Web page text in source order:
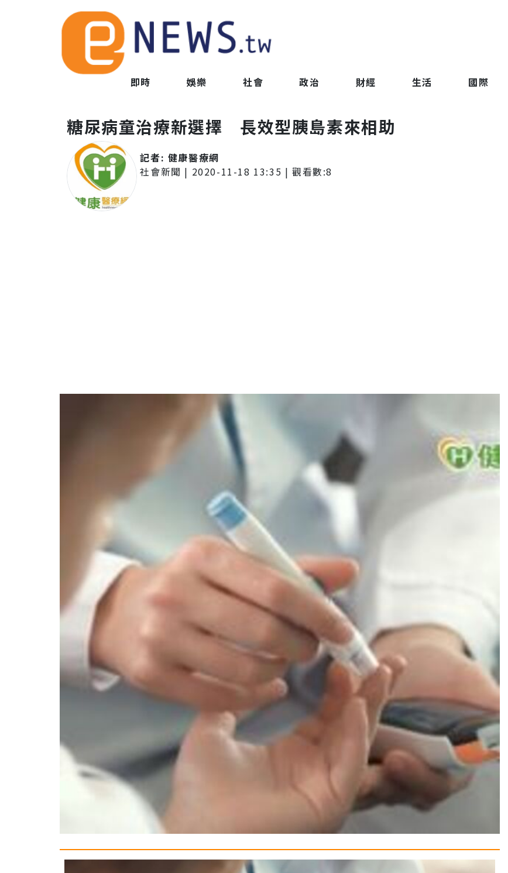
即時 娛樂 社會 政治 財經 生活 國際
糖尿病童治療新選擇 長效型胰島素來相助
記者: 健康醫療網
社會新聞 | 2020-11-18 13:35 | 觀看數:8